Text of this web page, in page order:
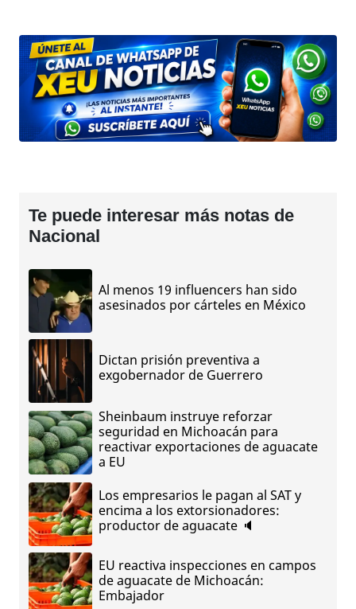
Te puede interesar más notas de
Nacional
Al menos 19 influencers han sido
asesinados por cárteles en México
Dictan prisión preventiva a
exgobernador de Guerrero
Sheinbaum instruye reforzar
seguridad en Michoacán para
reactivar exportaciones de aguacate
a EU
Los empresarios le pagan al SAT y
encima a los extorsionadores:
productor de aguacate 🔈
EU reactiva inspecciones en campos
de aguacate de Michoacán:
Embajador